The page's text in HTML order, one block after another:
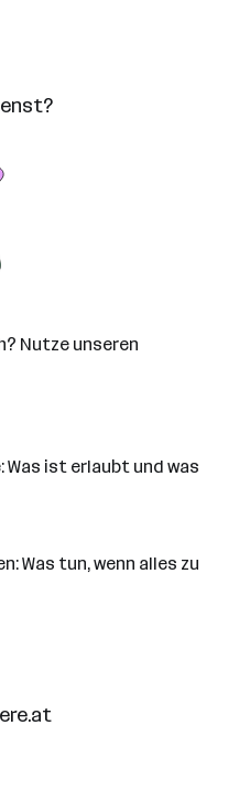
Nutze unseren
Was ist erlaubt und was
Was tun, wenn alles zu